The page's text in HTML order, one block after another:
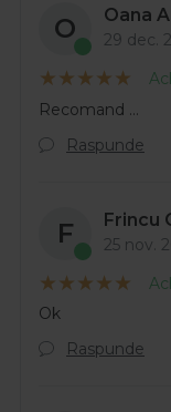
O Oana
29 dec.
Recomand ...
Raspunde
F Frincu
25 nov.
Ok
Raspunde